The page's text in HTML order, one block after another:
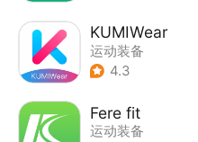
KUMIWear
运动装备
4.3
Fere fit
运动装备